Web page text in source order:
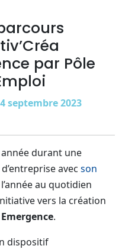
par Pôle
septembre 2023
durant une
avec son
au quotidien
vers la création
.
dispositif